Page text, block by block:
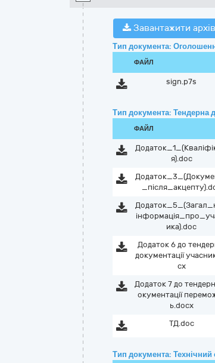
Завантажити
Тип документа:
ФАЙЛ
sign.p7s
Тип документа: Тендерна
ФАЙЛ
я).doc
ика).doc
Додаток 6 до
документації
cx
Додаток 7 до
окументації
ь.docx
ТД.doc
Тип документа: Технічний